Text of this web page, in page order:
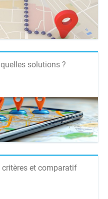
solutions ?
critères et comparatif